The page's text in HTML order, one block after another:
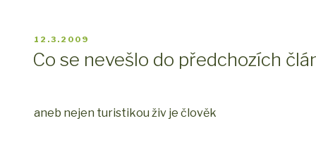
PUBLIKOVÁNO
12.3.2009
Co se nevešlo do předchozích
aneb nejen turistikou živ je člověk